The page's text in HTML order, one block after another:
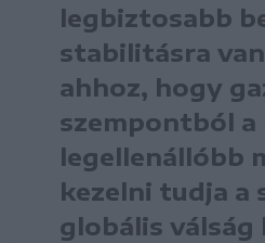
legbiztosabb
stabilitásra
ahhoz, hogy
szempontból a
legellenállóbb
kezelni tudja a
globális válság